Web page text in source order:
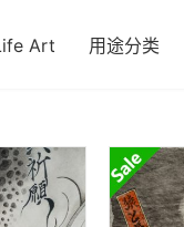
Art 用途分类